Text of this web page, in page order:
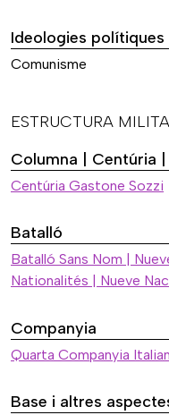
Ideologies polítiques
Comunisme
ESTRUCTURA
Columna | Centúria
Centúria Gastone Sozzi
Batalló
Batalló Sans Nom |
Nationalités | Nueve
Companyia
Quarta Companyia
Base i altres